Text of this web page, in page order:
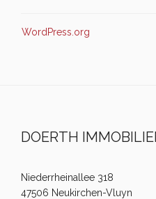
WordPress.org
DOERTH
Niederrheinallee 318
47506 Neukirchen-Vluyn